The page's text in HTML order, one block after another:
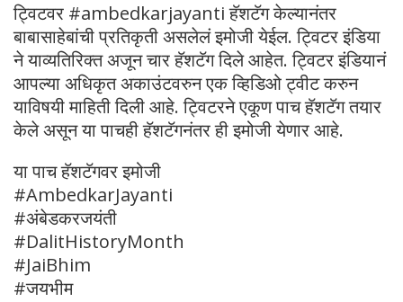
ट्विटवर #ambedkarjayanti हॅशटॅग केल्यानंतर
बाबासाहेबांची प्रतिकृती असलेलं इमोजी येईल. ट्विटर इंडिया
ने याव्यतिरिक्त अजून चार हॅशटॅग दिले आहेत. ट्विटर इंडियानं
आपल्या अधिकृत अकाउंटवरुन एक व्हिडिओ ट्वीट करुन
याविषयी माहिती दिली आहे. ट्विटरने एकूण पाच हॅशटॅग तयार
केले असून या पाचही हॅशटॅगनंतर ही इमोजी येणार आहे.
या पाच हॅशटॅगवर इमोजी
#AmbedkarJayanti
#अंबेडकरजयंती
#DalitHistoryMonth
#JaiBhim
#जयभीम